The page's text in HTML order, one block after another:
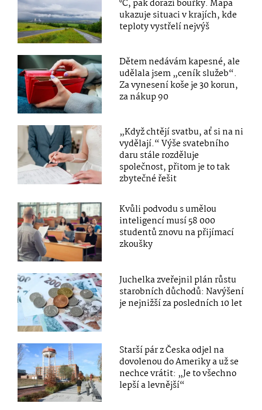
°C, pak dorazí bouřky. Mapa
ukazuje situaci v krajích, kde
teploty vystřelí nejvýš
Dětem nedávám kapesné, ale
udělala jsem „ceník služeb“.
Za vynesení koše je 30 korun,
za nákup 90
„Když chtějí svatbu, ať si na ni
vydělají.“ Výše svatebního
daru stále rozděluje
společnost, přitom je to tak
zbytečné řešit
Kvůli podvodu s umělou
inteligencí musí 58 000
studentů znovu na přijímací
zkoušky
Juchelka zveřejnil plán růstu
starobních důchodů: Navýšení
je nejnižší za posledních 10 let
Starší pár z Česka odjel na
dovolenou do Ameriky a už se
nechce vrátit: „Je to všechno
lepší a levnější“